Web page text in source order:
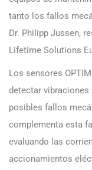
tanto los fallos
Dr. Philipp Jussen,
Lifetime Solutions
Los sensores
detectar vibraciones
posibles fallos
complementa esta
evaluando las
accionamientos